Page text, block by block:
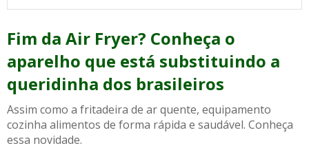
Fim da Air Fryer? Conheça o
aparelho que está substituindo a
queridinha dos brasileiros
Assim como a fritadeira de ar quente, equipamento
cozinha alimentos de forma rápida e saudável. Conheça
essa novidade.